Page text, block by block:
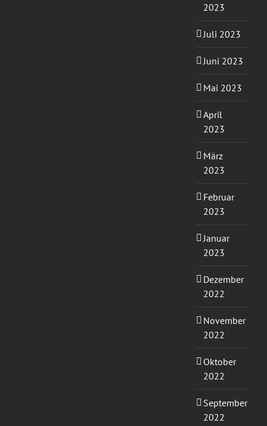
2023
Juli 2023
Juni 2023
Mai 2023
April
2023
März
2023
Februar
2023
Januar
2023
Dezember
2022
November
2022
Oktober
2022
September
2022